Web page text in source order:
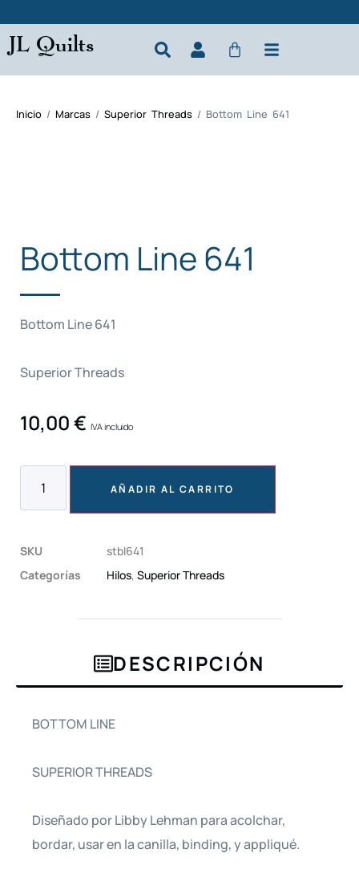
JL Quilts
Inicio / Marcas / Superior Threads / Bottom Line 641
Bottom Line 641
Bottom Line 641
Superior Threads
10,00€ IVA incluido
AÑADIR AL CARRITO
SKU
stbl641
Categorías
Hilos, Superior Threads
DESCRIPCIÓN
BOTTOM LINE
SUPERIOR THREADS
Diseñado por Libby Lehman para acolchar,
bordar, usar en la canilla, binding, y appliqué.